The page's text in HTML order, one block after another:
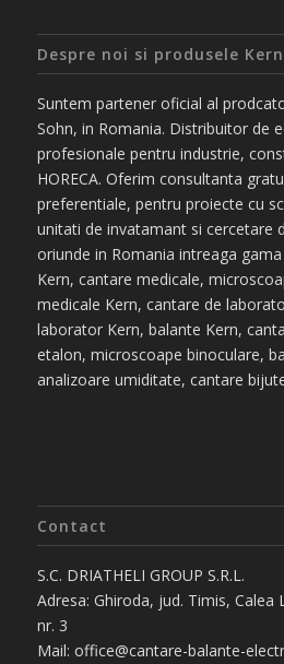
Despre noi si produsele
Suntem partener oficial al
Sohn, in Romania. Distribuitor de
profesionale pentru industrie,
HORECA. Oferim consultanta
preferentiale, pentru proiecte cu
unitati de invatamant si cercetare
oriunde in Romania intreaga
Kern, cantare medicale,
medicale Kern, cantare de
laborator Kern, balante Kern,
etalon, microscoape binoculare,
analizoare umiditate, cantare
Contact
S.C. DRIATHELI GROUP S.R.L.
Adresa: Ghiroda, jud. Timis, Calea
nr. 3
Mail: office@cantare-balante-